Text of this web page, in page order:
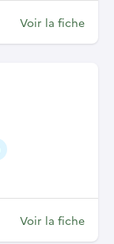
Voir la fiche
Voir la fiche